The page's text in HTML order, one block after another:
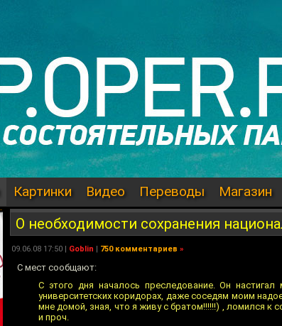
Картинки Видео Переводы Магазин
О необходимости сохранения
09.06.08 17:50 | Goblin | 750 комментариев »
С мест сообщают:
С этого дня началось преследование. Он
университетских коридорах, даже соседям моим
мне домой, зная, что я живу с братом!!!!!!) , ломился к
и проч.